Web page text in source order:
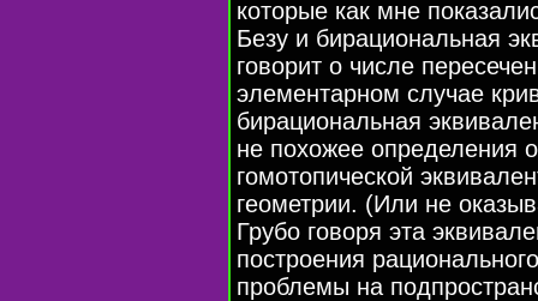
которые как мне
Безу и бирациональная
говорит о числе
элементарном случае
бирациональная
не похожее определения
гомотопической
геометрии. (Или не
Грубо говоря эта
построения
проблемы на